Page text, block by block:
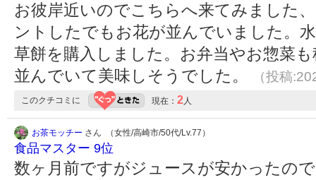
お彼岸近いのでこちらへ来てみました
ントしたでもお花が並んでいました。
草餅を購入しました。お弁当やお惣菜
並んでいて美味しそうでした。
（投稿
このクチコミに 現在： 2人
お茶モッチー さん （女性/高崎市/50代/Lv.77）
食品マスター 9位
数ヶ月前ですがジュースが安かったの